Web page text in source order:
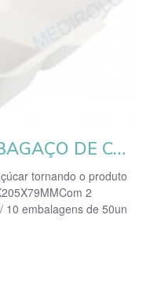
CAIXA RETANGULAR BAGAÇO DE CANA 1000ML C/ 2 DIVISÓRIAS - EMB. 50 UN.
tornando o produto
2
10 embalagens de 50un